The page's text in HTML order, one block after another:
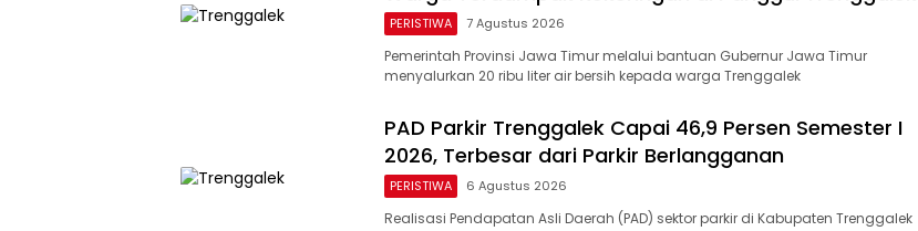
PERISTIWA 7 Agustus 2026
Pemerintah Provinsi Jawa Timur melalui bantuan Gubernur Jawa Timur
menyalurkan 20 ribu liter air bersih kepada warga Trenggalek
PAD Parkir Trenggalek Capai 46,9 Persen Semester I
2026, Terbesar dari Parkir Berlangganan
PERISTIWA 6 Agustus 2026
Realisasi Pendapatan Asli Daerah (PAD) sektor parkir di Kabupaten Trenggalek